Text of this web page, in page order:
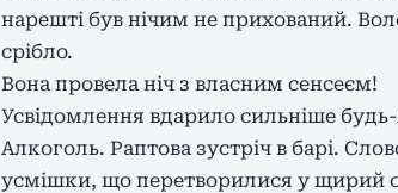
нарешті був нічим не прихований.
срібло.
Вона провела ніч з власним сенсеєм!
Усвідомлення вдарило сильніше
Алкоголь. Раптова зустріч в барі.
усмішки, що перетворилися у щирий